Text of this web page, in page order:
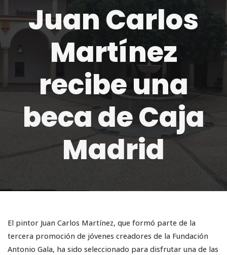
Juan Carlos
Martínez
recibe una
beca de Caja
Madrid
El pintor Juan Carlos Martínez, que formó parte de la
tercera promoción de jóvenes creadores de la Fundación
Antonio Gala, ha sido seleccionado para disfrutar una de las